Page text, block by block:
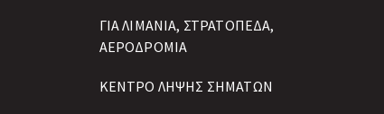
ΓΙΑ ΛΙΜΑΝΙΑ, ΣΤΡΑΤΟΠΕΔΑ,
ΑΕΡΟΔΡΟΜΙΑ
ΚΕΝΤΡΟ ΛΗΨΗΣ ΣΗΜΑΤΩΝ